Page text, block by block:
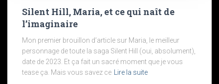
Silent Hill, Maria, et ce qui naît de
l’imaginaire
Mon premier brouillon d’article sur Maria, le meilleur
personnage de toute la saga Silent Hill (oui, absolument),
date de 2023. Et ça fait un sacré moment que je vous
tease ça. Mais vous savez ce
Lire la suite